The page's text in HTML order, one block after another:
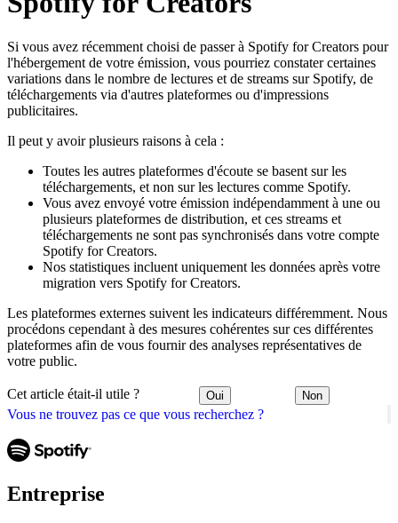
Vous ne trouvez pas ce que vous recherchez ?
Si vous avez récemment choisi de passer à Spotify for Creators pour
l'hébergement de votre émission, vous pourriez constater certaines
variations dans le nombre de lectures et de streams sur Spotify, de
téléchargements via d'autres plateformes ou d'impressions
publicitaires.
Il peut y avoir plusieurs raisons à cela :
Toutes les autres plateformes d'écoute se basent sur les
téléchargements, et non sur les lectures comme Spotify.
Vous avez envoyé votre émission indépendamment à une ou
plusieurs plateformes de distribution, et ces streams et
téléchargements ne sont pas synchronisés dans votre compte
Spotify for Creators.
Nos statistiques incluent uniquement les données après votre
migration vers Spotify for Creators.
Les plateformes externes suivent les indicateurs différemment. Nous
procédons cependant à des mesures cohérentes sur ces différentes
plateformes afin de vous fournir des analyses représentatives de
votre public.
Cet article était-il utile ? Oui Non
Entreprise